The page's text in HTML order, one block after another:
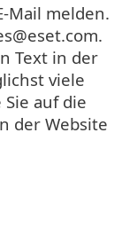
Mail melden.
Text in der
viele
auf die
der Website